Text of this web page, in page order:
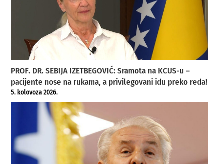
PROF. DR. SEBIJA IZETBEGOVIĆ: Sramota na KCUS-u –
pacijente nose na rukama, a privilegovani idu preko reda!
5. kolovoza 2026.